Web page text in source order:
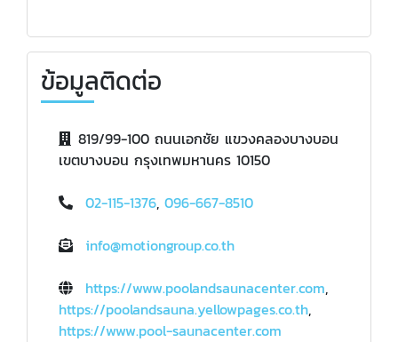
ข้อมูลติดต่อ
819/99-100 ถนนเอกชัย แขวงคลองบางบอน
เขตบางบอน กรุงเทพมหานคร 10150
02-115-1376, 096-667-8510
info@motiongroup.co.th
https://www.poolandsaunacenter.com,
https://poolandsauna.yellowpages.co.th,
https://www.pool-saunacenter.com